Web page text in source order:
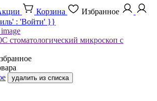
Корзина
Избранное
: 'Войти' }}
стоматологический микроскоп с
удалить из списка